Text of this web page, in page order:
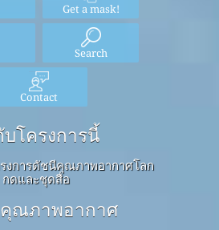
Get a mask!
Search
Contact
บโครงการนี้
งการดัชนีคุณภาพอากาศโลก
กดและชุดสื่อ
ณภาพอากาศ